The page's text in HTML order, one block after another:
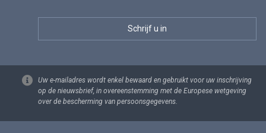
Uw e-mailadres wordt enkel bewaard en gebruikt voor uw inschrijving
op de nieuwsbrief, in overeenstemming met de Europese wetgeving
over de bescherming van persoonsgegevens.